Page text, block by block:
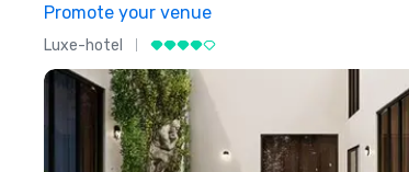
Promote your venue
Luxe-hotel